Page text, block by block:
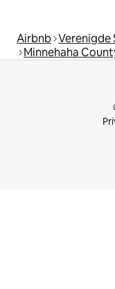
Airbnb Verenigde
Minnehaha